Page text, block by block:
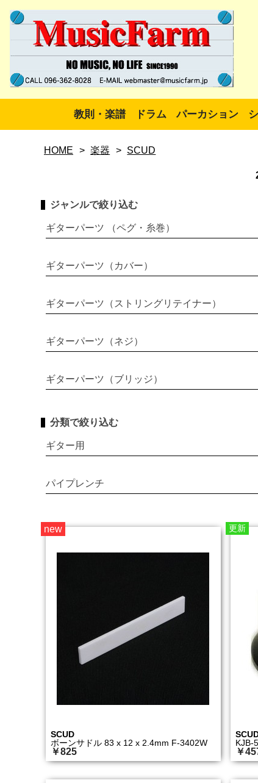
教則・楽譜 ドラム パーカション
HOME > 楽器 > SCUD
ジャンルで絞り込む
ギターパーツ （ペグ・糸巻）
ギターパーツ（カバー）
ギターパーツ（ストリングリテイナー）
ギターパーツ（ネジ）
ギターパーツ（ブリッジ）
分類で絞り込む
ギター用
パイプレンチ
new
SCUD
ボーンサドル 83 x 12 x 2.4mm F-3402W
￥825
更新
KJB-
￥